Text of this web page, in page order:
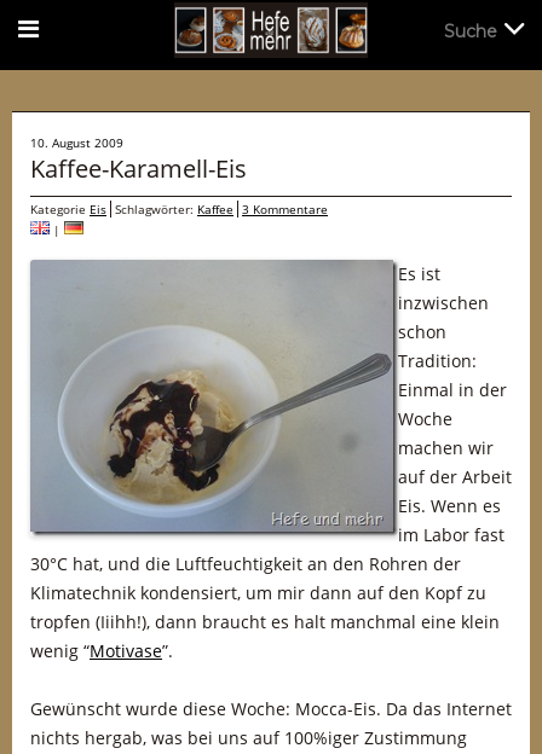
10. August 2009
Kaffee-Karamell-Eis
Kategorie Eis Schlagwörter: Kaffee 3 Kommentare
|
Es ist
inzwischen
schon
Tradition:
Einmal in der
Woche
machen wir
auf der Arbeit
Eis. Wenn es
im Labor fast
30°C hat, und die Luftfeuchtigkeit an den Rohren der
Klimatechnik kondensiert, um mir dann auf den Kopf zu
tropfen (Iiihh!), dann braucht es halt manchmal eine klein
wenig “Motivase”.
Gewünscht wurde diese Woche: Mocca-Eis. Da das Internet
nichts hergab, was bei uns auf 100%iger Zustimmung
Suche
Suche